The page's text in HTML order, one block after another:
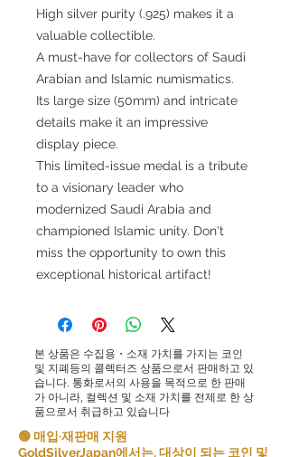
High silver purity (.925) makes it a
valuable collectible.
A must-have for collectors of Saudi
Arabian and Islamic numismatics.
Its large size (50mm) and intricate
details make it an impressive
display piece.
This limited-issue medal is a tribute
to a visionary leader who
modernized Saudi Arabia and
championed Islamic unity. Don't
miss the opportunity to own this
exceptional historical artifact!
본 상품은 수집용・소재 가치를 가지는 코인
및 지폐등의 콜렉터즈 상품으로서 판매하고 있
습니다. 통화로서의 사용을 목적으로 한 판매
가 아니라, 컬렉션 및 소재 가치를 전제로 한 상
품으로서 취급하고 있습니다
🟢 매입·재판매 지원
GoldSilverJapan에서는, 대상이 되는 코인 및